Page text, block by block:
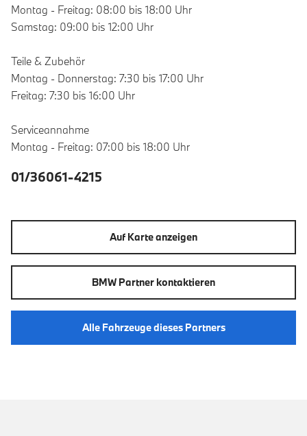
Montag - Freitag: 08:00 bis 18:00 Uhr
Samstag: 09:00 bis 12:00 Uhr
Teile & Zubehör
Montag - Donnerstag: 7:30 bis 17:00 Uhr
Freitag: 7:30 bis 16:00 Uhr
Serviceannahme
Montag - Freitag: 07:00 bis 18:00 Uhr
01/36061-4215
Auf Karte anzeigen
BMW Partner kontaktieren
Alle Fahrzeuge dieses Partners